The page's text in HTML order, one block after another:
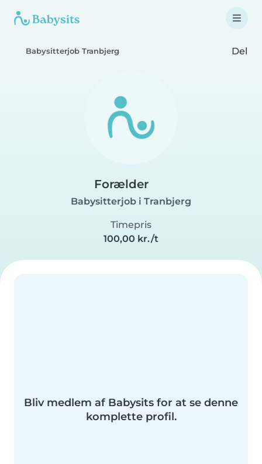
Babysitterjob Tranbjerg Del
Forælder
Babysitterjob i Tranbjerg
Timepris
100,00 kr./t
Bliv medlem af Babysits for at se denne
komplette profil.